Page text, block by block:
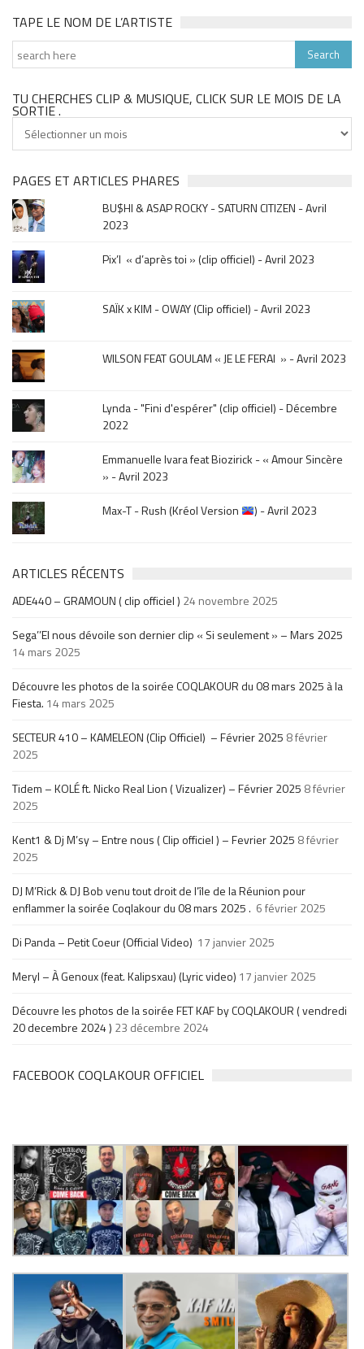
TAPE LE NOM DE L’ARTISTE
TU CHERCHES CLIP & MUSIQUE, CLICK SUR LE MOIS DE LA
SORTIE .
cherches
&
musique,
click
sur
le
mois
de
la
sortie
PAGES ET ARTICLES PHARES
BU$HI & ASAP ROCKY - SATURN CITIZEN - Avril
2023
Pix’l « d’après toi » (clip officiel) - Avril 2023
SAÏK x KIM - OWAY (Clip officiel) - Avril 2023
WILSON FEAT GOULAM « JE LE FERAI » - Avril 2023
Lynda - "Fini d'espérer" (clip officiel) - Décembre
2022
Emmanuelle Ivara feat Biozirick - « Amour Sincère
» - Avril 2023
Max-T - Rush (Kréol Version
) - Avril 2023
ARTICLES RÉCENTS
ADE440 – GRAMOUN ( clip officiel ) 24 novembre 2025
Sega’’El nous dévoile son dernier clip « Si seulement » – Mars 2025
14 mars 2025
Découvre les photos de la soirée COQLAKOUR du 08 mars 2025 à la
Fiesta. 14 mars 2025
SECTEUR 410 – KAMELEON (Clip Officiel) – Février 2025 8 février
2025
Tidem – KOLÉ ft. Nicko Real Lion ( Vizualizer) – Février 2025 8 février
2025
Kent1 & Dj M’sy – Entre nous ( Clip officiel ) – Fevrier 2025 8 février
2025
DJ M’Rick & DJ Bob venu tout droit de l’île de la Réunion pour
enflammer la soirée Coqlakour du 08 mars 2025 . 6 février 2025
Di Panda – Petit Coeur (Official Video) 17 janvier 2025
Meryl – À Genoux (feat. Kalipsxau) (Lyric video) 17 janvier 2025
Découvre les photos de la soirée FET KAF by COQLAKOUR ( vendredi
20 decembre 2024 ) 23 décembre 2024
FACEBOOK COQLAKOUR OFFICIEL